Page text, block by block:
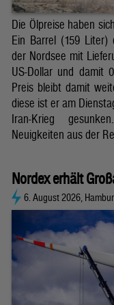
Die Ölpreise haben
Ein Barrel (159 Liter)
der Nordsee mit
US-Dollar und damit
Preis bleibt damit
diese ist er am
Iran-Krieg
Neuigkeiten aus der
Nordex erhält
6. August 2026,